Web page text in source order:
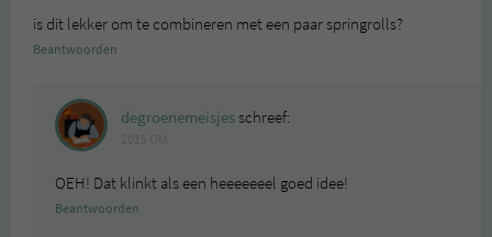
is dit lekker om te combineren met een paar springrolls?
Beantwoorden
degroenemeisjesschreef:
OEH! Dat klinkt als een heeeeeeel goed idee!
Beantwoorden